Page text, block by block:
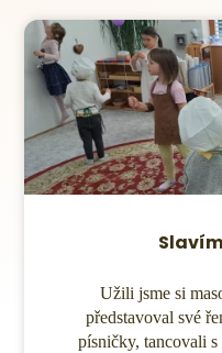
Užili jsme si
představoval své
písničky, tancovali